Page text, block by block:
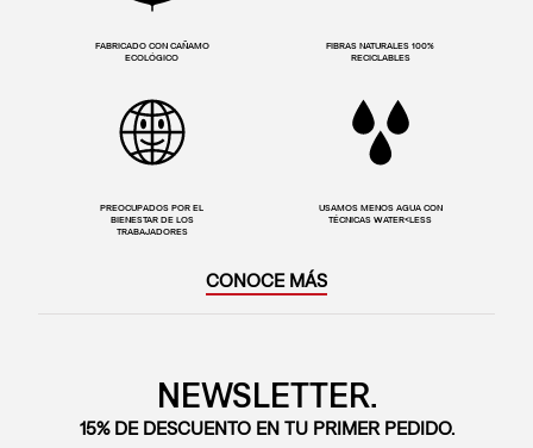
FABRICADO CON CAÑAMO
ECOLÓGICO
FIBRAS NATURALES 100%
RECICLABLES
PREOCUPADOS POR EL
BIENESTAR DE LOS
TRABAJADORES
USAMOS MENOS AGUA CON
TÉCNICAS WATER<LESS
CONOCE MÁS
NEWSLETTER.
15% DE DESCUENTO EN TU PRIMER PEDIDO.